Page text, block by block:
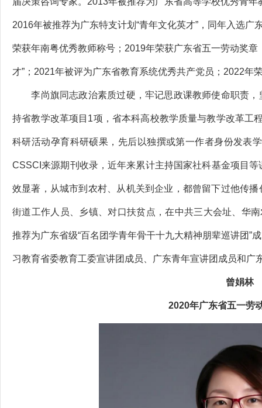
2016年被推荐为广东特支计划“青年文化英才”，同年入选广
荣获年南粤优秀教师称号；2019年荣获广东省五一劳动奖
才”；2021年被评为广东省教育系统优秀共产党员；2022年
李尚旗同志政治素质过硬，牢记思政课教师使命职责，
持省教学改革项目1项，省本科高校教学质量与教学改革工
科研活动孕育科研硕果，先后以独撰或第一作者身份发表
CSSCI来源期刊收录，近年来累计主持国家社科基金项目
效显著，从城市到农村、从机关到企业，都曾留下过他传
街道工作人员、乡镇、对口扶贫点，在中共三大会址、华
推荐为广东省级“百名团学青年骨干十九大精神朋辈巡讲团”
习教育省委教育工委宣讲团成员、广东青年宣讲团成员和广
曾娟林
2020年广东省五一劳